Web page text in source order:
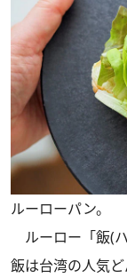
ルーローパン。
ルーロー「飯(
飯は台湾の人気